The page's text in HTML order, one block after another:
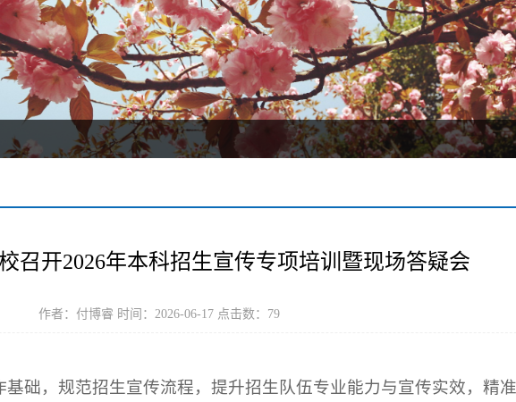
召开2026年本科招生宣传专项培训暨现场答疑会
作者：付博睿 时间：2026-06-17 点击数： 79
基础，规范招生宣传流程，提升招生队伍专业能力与宣传实效，精